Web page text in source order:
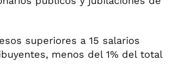
superiores a 15 salarios
menos del 1% del total